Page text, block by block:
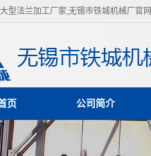
型法兰加工厂家,无锡市铁城机械厂官网
页 公司简介